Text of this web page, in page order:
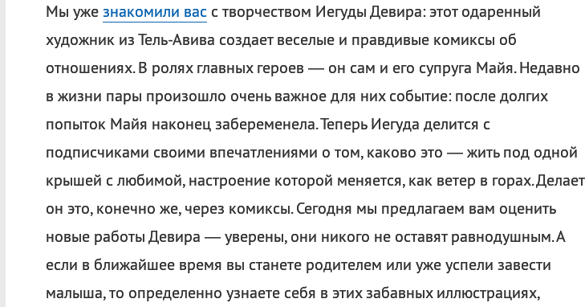
Мы ужезнакомили вас с творчеством Иегуды Девира: этот одаренный
художник из Тель-Авива создает веселые и правдивые комиксы об
отношениях. В ролях главных героев — он сам и его супруга Майя. Недавно
в жизни пары произошло очень важное для них событие: после долгих
попыток Майя наконец забеременела. Теперь Иегуда делится с
подписчиками своими впечатлениями о том, каково это — жить под одной
крышей с любимой, настроение которой меняется, как ветер в горах. Делает
он это, конечно же, через комиксы. Сегодня мы предлагаем вам оценить
новые работы Девира — уверены, они никого не оставят равнодушным. А
если в ближайшее время вы станете родителем или уже успели завести
малыша, то определенно узнаете себя в этих забавных иллюстрациях,